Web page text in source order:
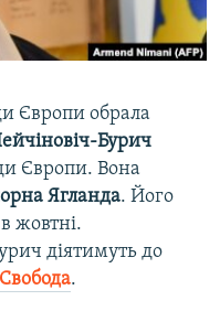
Європи обрала
Бурич
Європи. Вона
Ягланда. Його
жовтні.
діятимуть до
.